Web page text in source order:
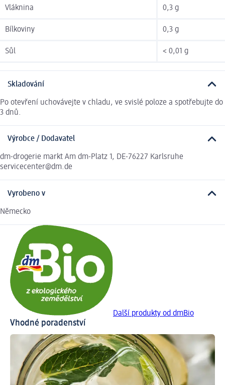
Vláknina 0,3 g
Bílkoviny 0,3 g
Sůl < 0,01 g
Skladování
Po otevření uchovávejte v chladu, ve svislé poloze a spotřebujte do
3 dnů.
Výrobce / Dodavatel
dm-drogerie markt Am dm-Platz 1, DE-76227 Karlsruhe
servicecenter@dm.de
Vyrobeno v
Německo
Další produkty od dmBio
Vhodné poradenství